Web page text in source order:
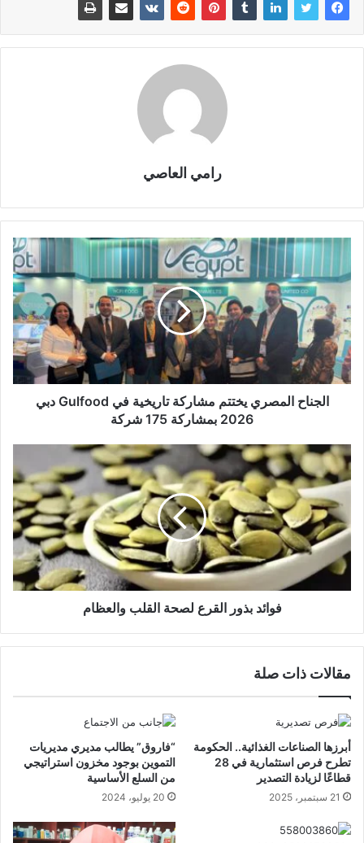
رامي العاصي
الجناح المصري يختتم مشاركة تاريخية في Gulfood دبي
2026 بمشاركة 175 شركة
فوائد بذور القرع لصحة القلب والعظام
مقالات ذات صلة
أبرزها الصناعات الغذائية.. الحكومة
تطرح فرص استثمارية في 28
قطاعًا لزيادة التصدير
21 سبتمبر، 2025
“فاروق” يطالب مديري مديريات
التموين بوجود مخزون استراتيجي
من السلع الأساسية
20 يوليو، 2024